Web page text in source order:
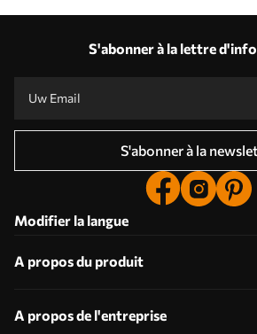
S'abonner à la lettre
S'abonner à la
Modifier la langue
A propos du produit
A propos de l'entreprise